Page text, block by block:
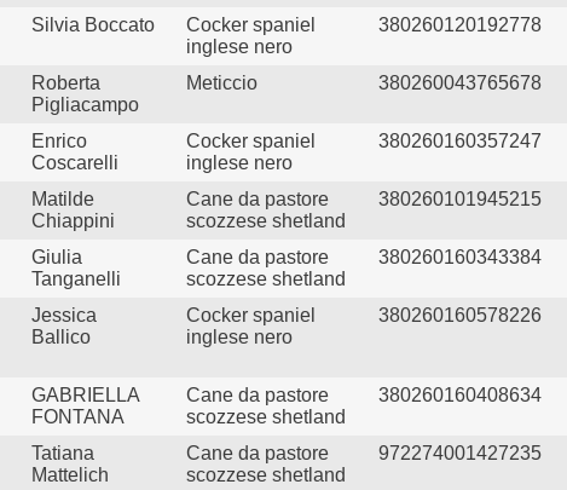
Silvia Boccato
Cocker spaniel
inglese nero
380260120192778
Roberta
Pigliacampo
Meticcio 380260043765678
Enrico
Coscarelli
Cocker spaniel
inglese nero
380260160357247
Matilde
Chiappini
Cane da pastore
scozzese shetland
380260101945215
Giulia
Tanganelli
Cane da pastore
scozzese shetland
380260160343384
Jessica
Ballico
Cocker spaniel
inglese nero
380260160578226
GABRIELLA
FONTANA
Cane da pastore
scozzese shetland
380260160408634
Tatiana
Mattelich
Cane da pastore
scozzese shetland
972274001427235